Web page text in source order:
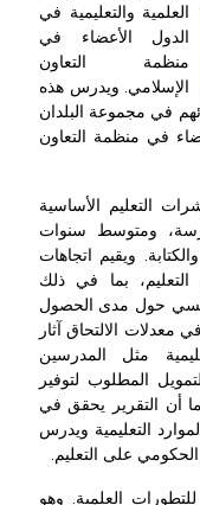
والتعليمية في
الدول الأعضاء في
منظمة التعاون
ويدرس هذه
في مجموعة البلدان
في منظمة التعاون
التعليم الأساسية
ومتوسط سنوات
ويقيم اتجاهات
بما في ذلك
حول مدى الحصول
الالتحاق آثار
مثل المدرسين
المطلوب لتوفير
أن التقرير يحقق في
التعليمية ويدرس
على التعليم.
العلمية. وهو